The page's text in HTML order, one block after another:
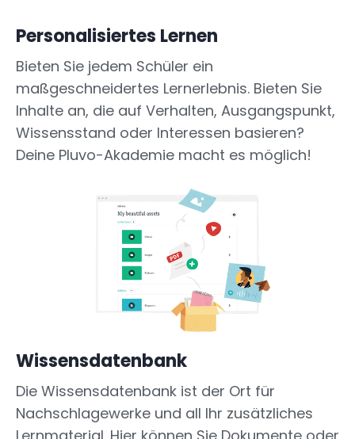
Personalisiertes Lernen
Bieten Sie jedem Schüler ein
maßgeschneidertes Lernerlebnis. Bieten Sie
Inhalte an, die auf Verhalten, Ausgangspunkt,
Wissensstand oder Interessen basieren?
Deine Pluvo-Akademie macht es möglich!
Wissensdatenbank
Die Wissensdatenbank ist der Ort für
Nachschlagewerke und all Ihr zusätzliches